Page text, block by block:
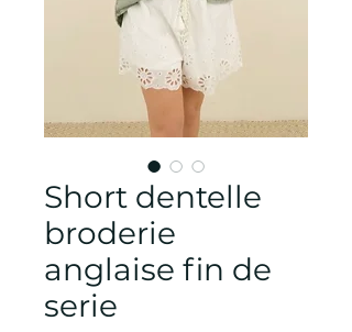
Short dentelle
broderie
anglaise fin de
serie